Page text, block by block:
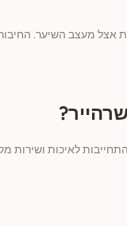
אצל מעצב השיער.
שיער איכותיות 100% טבעיות, עם